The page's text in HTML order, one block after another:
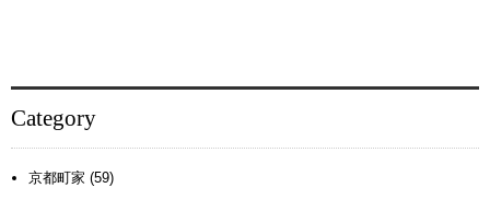
Category
京都町家 (59)